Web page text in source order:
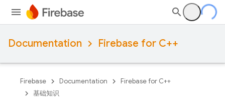
Documentation Firebase for C++
Firebase Documentation
Firebase for C++
基础知识